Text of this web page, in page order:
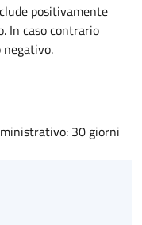
positivamente
In caso contrario
negativo.
30 giorni